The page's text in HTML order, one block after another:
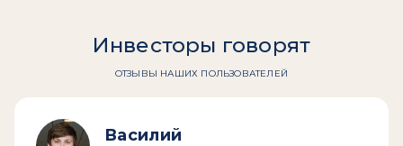
Инвесторы говорят
ОТЗЫВЫ НАШИХ ПОЛЬЗОВАТЕЛЕЙ
Василий